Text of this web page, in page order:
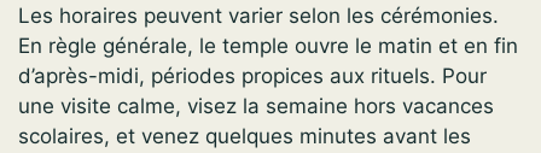
Les horaires peuvent varier selon les cérémonies.
En règle générale, le temple ouvre le matin et en fin
d’après-midi, périodes propices aux rituels. Pour
une visite calme, visez la semaine hors vacances
scolaires, et venez quelques minutes avant les